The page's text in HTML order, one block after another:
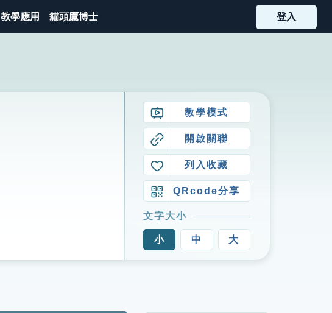
教學應用 貓頭鷹博士 登入
教學模式
開啟關聯
列入收藏
QRcode分享
文字大小
小 中 大